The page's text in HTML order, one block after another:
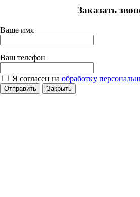
Заказать
Ваше имя
Ваш телефон
Я согласен на обработку
Отправить Закрыть